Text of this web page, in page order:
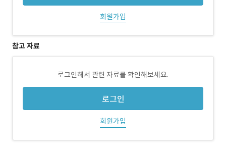
회원가입
참고 자료
로그인해서 관련 자료를 확인해보세요.
로그인
회원가입